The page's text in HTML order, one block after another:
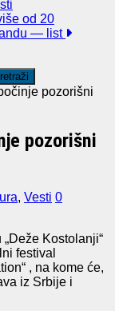
od 20
— list
pozorišni
pozorišni
, Vesti 0
Kostolanji“
festival
, na kome će,
iz Srbije i